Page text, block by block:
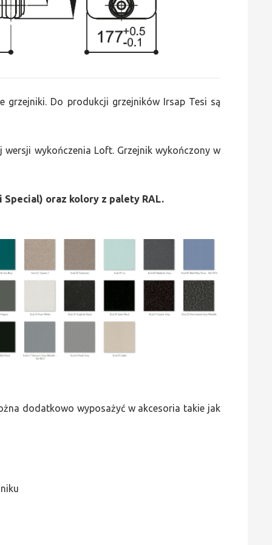
grzejniki. Do produkcji grzejników Irsap Tesi są
wykończenia Loft. Grzejnik wykończony w
oraz kolory z palety RAL.
dodatkowo wyposażyć w akcesoria takie jak